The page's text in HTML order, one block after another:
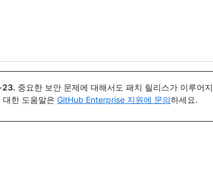
23. 중요한 보안 문제에 대해서도 패치 릴리스가 이루어
대한 도움말은 GitHub Enterprise 지원에 문의하세요.